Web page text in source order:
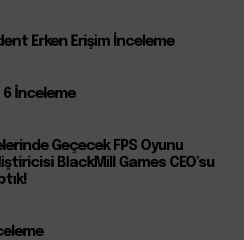
Erken Erişim İnceleme
6 İnceleme
Geçecek FPS Oyunu
BlackMill Games CEO’su